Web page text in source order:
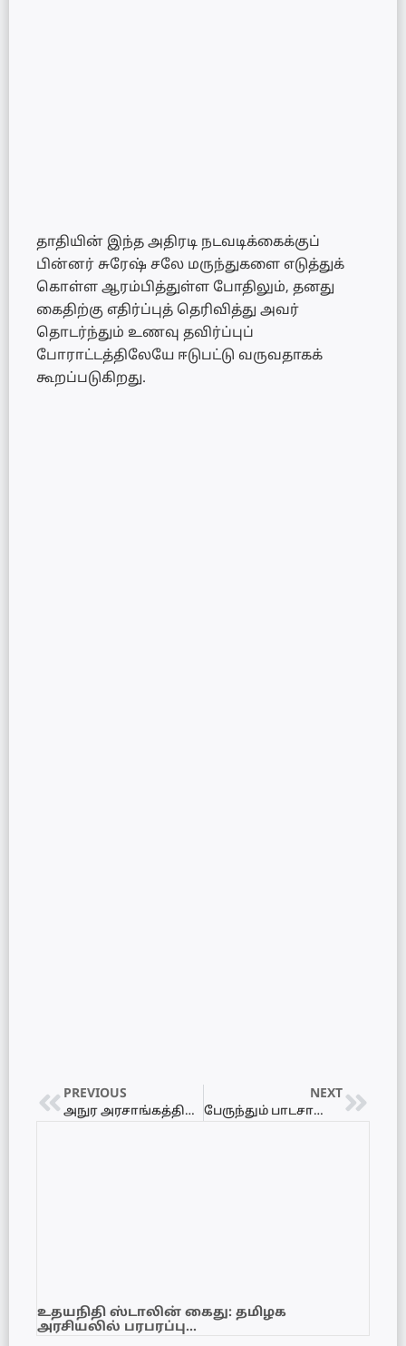
தாதியின் இந்த அதிரடி நடவடிக்கைக்குப்
பின்னர் சுரேஷ் சலே மருந்துகளை எடுத்துக்
கொள்ள ஆரம்பித்துள்ள போதிலும், தனது
கைதிற்கு எதிர்ப்புத் தெரிவித்து அவர்
தொடர்ந்தும் உணவு தவிர்ப்புப்
போராட்டத்திலேயே ஈடுபட்டு வருவதாகக்
கூறப்படுகிறது.
PREVIOUS
அநுர அரசாங்கத்திற்கு ஆசீர்வாதம் வழங்கிய சரத் பொன்சேகா…!
NEXT
பேருந்தும் பாடசாலை வானும் நேருக்கு நேர் மோதி விபத்து: 8 குழந்தைகள் காயமடைந்து வைத்தியசாலையில் அனுமதி!
உதயநிதி ஸ்டாலின் கைது: தமிழக
அரசியலில் பரபரப்பு…